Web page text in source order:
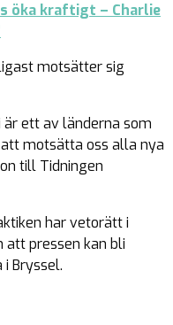
öka kraftigt – Charlie
motsätter sig
är ett av länderna som
motsätta oss alla nya
till Tidningen
har vetorätt i
pressen kan bli
Bryssel.